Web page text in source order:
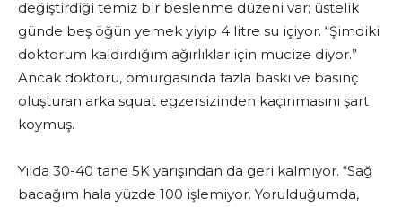
değiştirdiği temiz bir beslenme düzeni var; üstelik
günde beş öğün yemek yiyip 4 litre su içiyor. “Şimdiki
doktorum kaldırdığım ağırlıklar için mucize diyor.”
Ancak doktoru, omurgasında fazla baskı ve basınç
oluşturan arka squat egzersizinden kaçınmasını şart
koymuş.
Yılda 30-40 tane 5K yarışından da geri kalmıyor. “Sağ
bacağım hala yüzde 100 işlemiyor. Yorulduğumda,